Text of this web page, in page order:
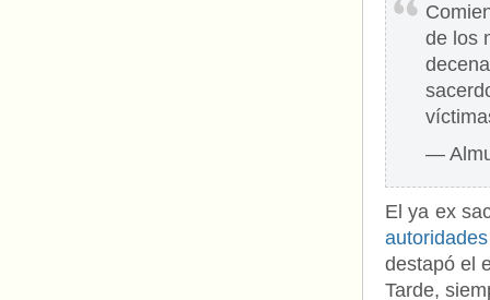
de los
—
El ya ex
destapó el
Tarde,